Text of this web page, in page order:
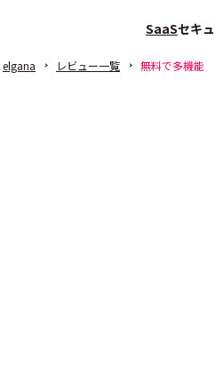
SaaSセキ
elgana レビュー一覧 無料で多機能